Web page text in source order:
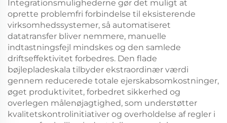
Integrationsmulighederne gør det muligt at
oprette problemfri forbindelse til eksisterende
virksomhedssystemer, så automatiseret
datatransfer bliver nemmere, manuelle
indtastningsfejl mindskes og den samlede
driftseffektivitet forbedres. Den flade
bøjlepladeskala tilbyder ekstraordinær værdi
gennem reducerede totale ejerskabsomkostninger,
øget produktivitet, forbedret sikkerhed og
overlegen målenøjagtighed, som understøtter
kvalitetskontrolinitiativer og overholdelse af regler i